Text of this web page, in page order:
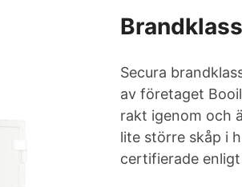
Secura
av företaget
rakt igenom och
lite större skåp i
certifierade enligt